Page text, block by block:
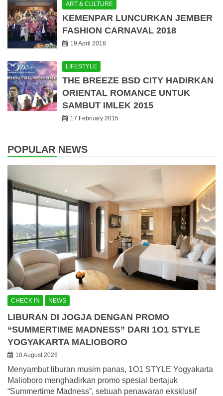
ART & CULTURE
KEMENPAR LUNCURKAN JEMBER
FASHION CARNAVAL 2018
19 April 2018
LIFESTYLE
THE BREEZE BSD CITY HADIRKAN
ORIENTAL ROMANCE UNTUK
SAMBUT IMLEK 2015
17 February 2015
POPULAR NEWS
CHECK IN NEWS
LIBURAN DI JOGJA DENGAN PROMO
“SUMMERTIME MADNESS” DARI 1O1 STYLE
YOGYAKARTA MALIOBORO
10 August 2026
Menyambut liburan musim panas, 1O1 STYLE Yogyakarta
Malioboro menghadirkan promo spesial bertajuk
“Summertime Madness”, sebuah penawaran eksklusif